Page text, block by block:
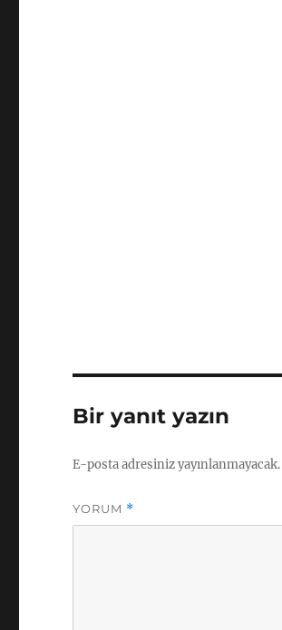
Bir yanıt yazın
E-posta adresiniz yayınlanmayacak.
YORUM *